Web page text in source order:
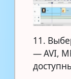
11.
— AVI,